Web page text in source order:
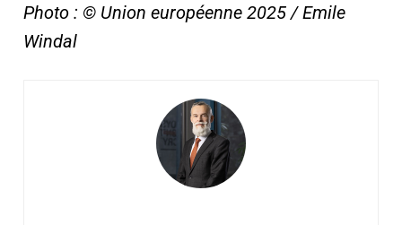
Photo : © Union européenne 2025 / Emile
Windal